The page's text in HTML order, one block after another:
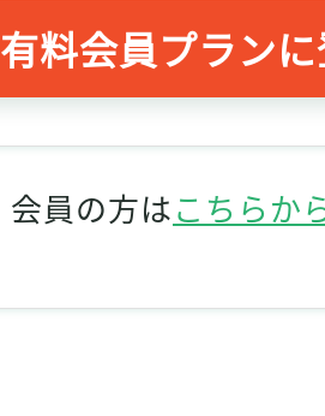
有料会員プラン
会員の方はこちらか